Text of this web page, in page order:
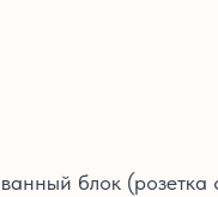
блок (розетка